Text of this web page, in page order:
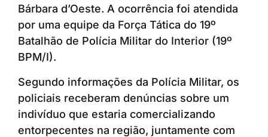
Bárbara d’Oeste. A ocorrência foi atendida
por uma equipe da Força Tática do 19º
Batalhão de Polícia Militar do Interior (19º
BPM/I).
Segundo informações da Polícia Militar, os
policiais receberam denúncias sobre um
indivíduo que estaria comercializando
entorpecentes na região, juntamente com